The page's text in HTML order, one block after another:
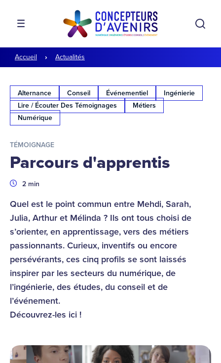
Aller au contenu
Aller à la navigation
MENU
Accueil Actualités
Alternance Conseil Événementiel
Ingénierie
Lire / Écouter Des Témoignages
Métiers
Numérique
TÉMOIGNAGE
Parcours d'apprentis
Durée
2 min
Quel est le point commun entre Mehdi, Sarah,
Julia, Arthur et Mélinda ? Ils ont tous choisi de
s’orienter, en apprentissage, vers des métiers
passionnants. Curieux, inventifs ou encore
persévérants, ces cinq profils se sont laissés
inspirer par les secteurs du numérique, de
l’ingénierie, des études, du conseil et de
l’événement.
Découvrez-les ici !